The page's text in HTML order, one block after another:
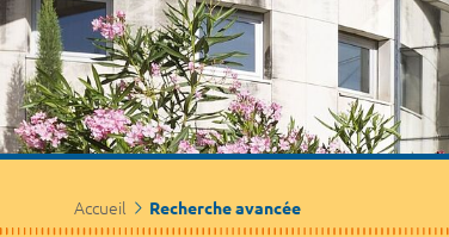
Accueil Recherche avancée